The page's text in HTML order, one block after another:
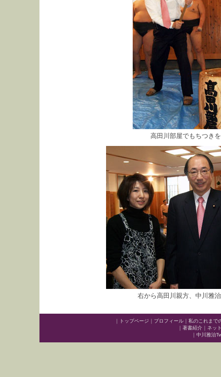
高田川部屋でもちつき
右から高田川親方、中川雅
｜ トップページ ｜ プロフィール ｜ 私のこれまで
｜ 著書紹介 ｜ ネッ
｜ 中川雅治